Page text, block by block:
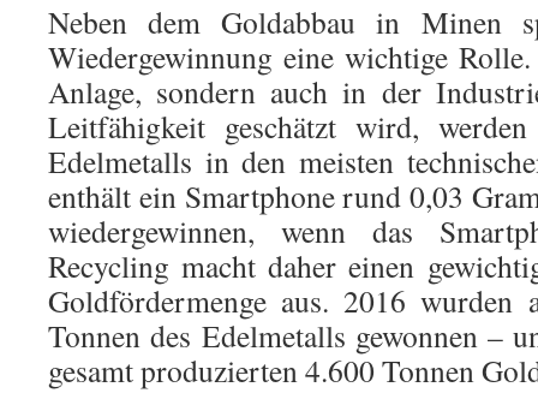
Neben dem Goldabbau in Minen
Wiedergewinnung eine wichtige
Anlage, sondern auch in der
Leitfähigkeit geschätzt wird,
Edelmetalls in den meisten
enthält ein Smartphone rund 0,03
wiedergewinnen, wenn das
Recycling macht daher einen
Goldfördermenge aus. 2016 wurden
Tonnen des Edelmetalls gewonnen –
gesamt produzierten 4.600 Tonnen